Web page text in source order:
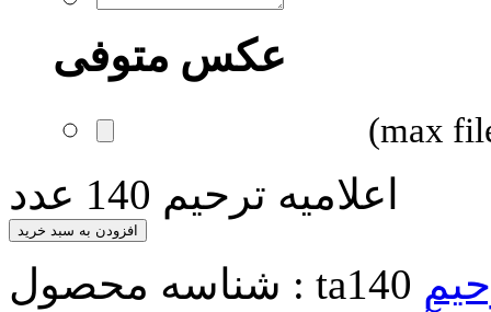
عکس متوفی
اعلامیه ترحیم 140 عدد
افزودن به سبد خرید
شناسه محصول : ta140